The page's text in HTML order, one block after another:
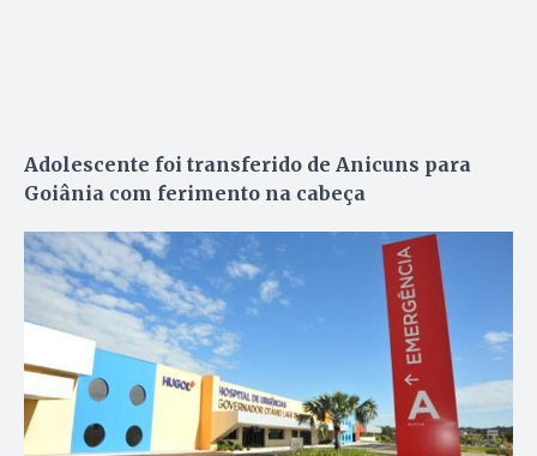
Adolescente foi transferido de Anicuns para
Goiânia com ferimento na cabeça